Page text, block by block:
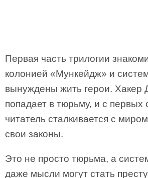
Первая часть трилогии
колонией «Мункейдж» и
вынуждены жить герои. Хакер
попадает в тюрьму, и с первых
читатель сталкивается с
свои законы.
Это не просто тюрьма, а
даже мысли могут стать